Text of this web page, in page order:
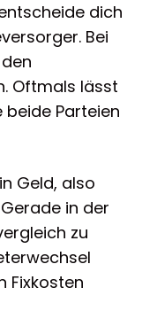
dich
Bei
Oftmals lässt
beide Parteien
Geld, also
in der
zu
Fixkosten